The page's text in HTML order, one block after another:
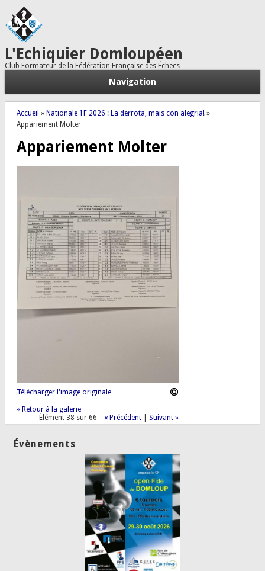
L'Echiquier Domloupéen
Club Formateur de la Fédération Française des Échecs
Navigation
Vous êtes ici
Accueil » Nationale 1F 2026 : La derrota, mais con alegria!»
Appariement Molter
Appariement Molter
Télécharger l'image originale
« Retour à la galerie
Élément 38 sur 66
« Précédent |Suivant »
Évènements